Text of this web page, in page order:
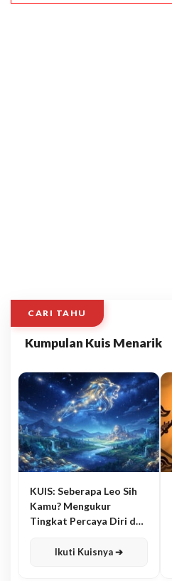
CARI TAHU
Kumpulan Kuis Menarik
KUIS: Seberapa Leo Sih
Kamu? Mengukur
Tingkat Percaya Diri dan
Ikuti Kuisnya ➔